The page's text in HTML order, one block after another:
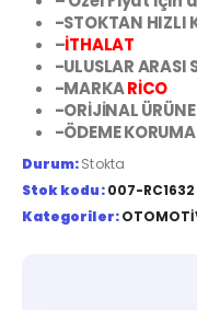
-STOKTAN HIZLI
–İTHALAT
-ULUSLAR ARASI
-MARKARİCO
-ORİJİNAL
-ÖDEME
Durum:Stokta
Stok kodu:007-RC1632
Kategoriler: